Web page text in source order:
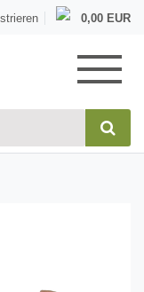
0,00 EUR